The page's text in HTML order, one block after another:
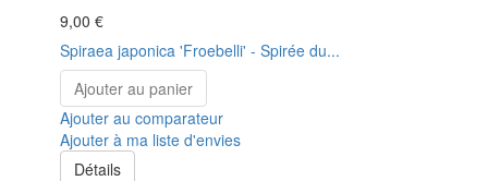
9,00 €
Spiraea japonica 'Froebelli' - Spirée du...
Ajouter au panier
Ajouter au comparateur
Ajouter à ma liste d'envies
Détails